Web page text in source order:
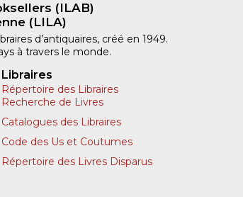
(ILAB)
(LILA)
d’antiquaires, créé en 1949.
à travers le monde.
Libraires
Répertoire des Libraires
Recherche de Livres
Catalogues des Libraires
Code des Us et Coutumes
Répertoire des Livres Disparus